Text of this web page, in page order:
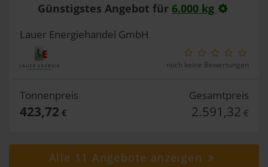
Günstigstes Angebot für 6.000 kg
Lauer Energiehandel GmbH
noch keine Bewertungen
Tonnenpreis
423,72 €
Gesamtpreis
2.591,32 €
Alle 11 Angebote anzeigen